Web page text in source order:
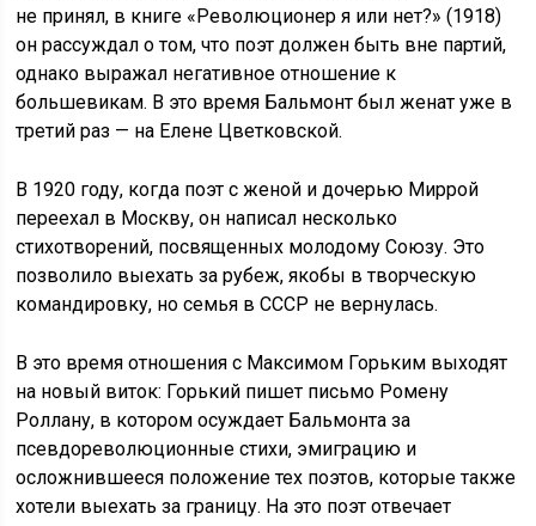
не принял, в книге «Революционер я или нет?» (1918)
он рассуждал о том, что поэт должен быть вне партий,
однако выражал негативное отношение к
большевикам. В это время Бальмонт был женат уже в
третий раз — на Елене Цветковской.
В 1920 году, когда поэт с женой и дочерью Миррой
переехал в Москву, он написал несколько
стихотворений, посвященных молодому Союзу. Это
позволило выехать за рубеж, якобы в творческую
командировку, но семья в СССР не вернулась.
В это время отношения с Максимом Горьким выходят
на новый виток: Горький пишет письмо Ромену
Роллану, в котором осуждает Бальмонта за
псевдореволюционные стихи, эмиграцию и
осложнившееся положение тех поэтов, которые также
хотели выехать за границу. На это поэт отвечает